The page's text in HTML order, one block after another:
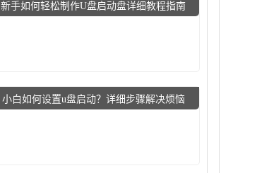
新手如何轻松制作U盘启动盘详细教程指南
小白如何设置u盘启动？详细步骤解决烦恼